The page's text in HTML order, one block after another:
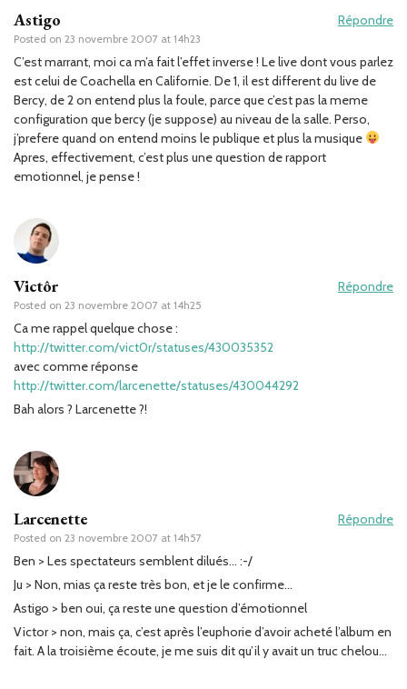
Astigo
Posted on 23 novembre 2007 at 14h23
Répondre
C’est marrant, moi ca m’a fait l’effet inverse ! Le live dont vous parlez
est celui de Coachella en Californie. De 1, il est different du live de
Bercy, de 2 on entend plus la foule, parce que c’est pas la meme
configuration que bercy (je suppose) au niveau de la salle. Perso,
j’prefere quand on entend moins le publique et plus la musique
Apres, effectivement, c’est plus une question de rapport
emotionnel, je pense !
Victôr
Posted on 23 novembre 2007 at 14h25
Répondre
Ca me rappel quelque chose :
http://twitter.com/vict0r/statuses/430035352
avec comme réponse
http://twitter.com/larcenette/statuses/430044292
Bah alors ? Larcenette ?!
Larcenette
Posted on 23 novembre 2007 at 14h57
Répondre
Ben > Les spectateurs semblent dilués… :-/
Ju > Non, mias ça reste très bon, et je le confirme…
Astigo > ben oui, ça reste une question d’émotionnel
Victor > non, mais ça, c’est après l’euphorie d’avoir acheté l’album en
fait. A la troisième écoute, je me suis dit qu’il y avait un truc chelou…